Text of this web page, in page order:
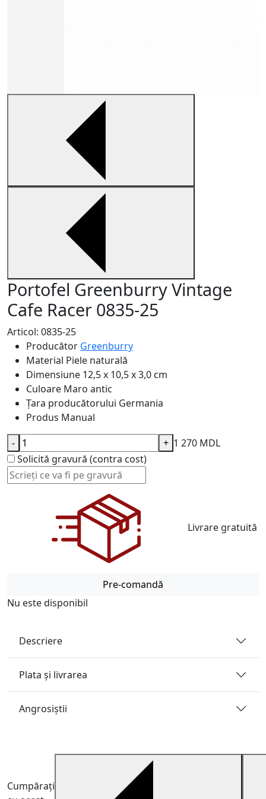
Portofel Greenburry Vintage
Cafe Racer 0835-25
Articol: 0835-25
Producător Greenburry
Material Piele naturală
Dimensiune 12,5 x 10,5 x 3,0 cm
Culoare Maro antic
Țara producătorului Germania
Produs Manual
1 270 MDL
Solicită gravură (contra cost)
- +
Livrare gratuită
Pre-comandă
Nu este disponibil
Descriere
Plata și livrarea
Angrosiştii
Cumpărați